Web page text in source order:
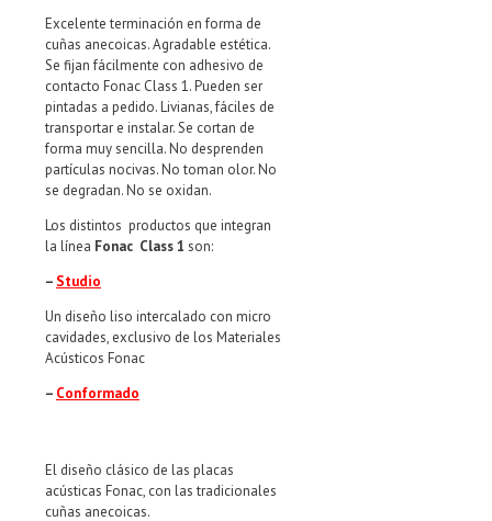
Excelente terminación en forma de
cuñas anecoicas. Agradable estética.
Se fijan fácilmente con adhesivo de
contacto Fonac Class 1. Pueden ser
pintadas a pedido. Livianas, fáciles de
transportar e instalar. Se cortan de
forma muy sencilla. No desprenden
partículas nocivas. No toman olor. No
se degradan. No se oxidan.
Los distintos productos que integran
la línea Fonac Class 1 son:
– Studio
Un diseño liso intercalado con micro
cavidades, exclusivo de los Materiales
Acústicos Fonac
– Conformado
El diseño clásico de las placas
acústicas Fonac, con las tradicionales
cuñas anecoicas.